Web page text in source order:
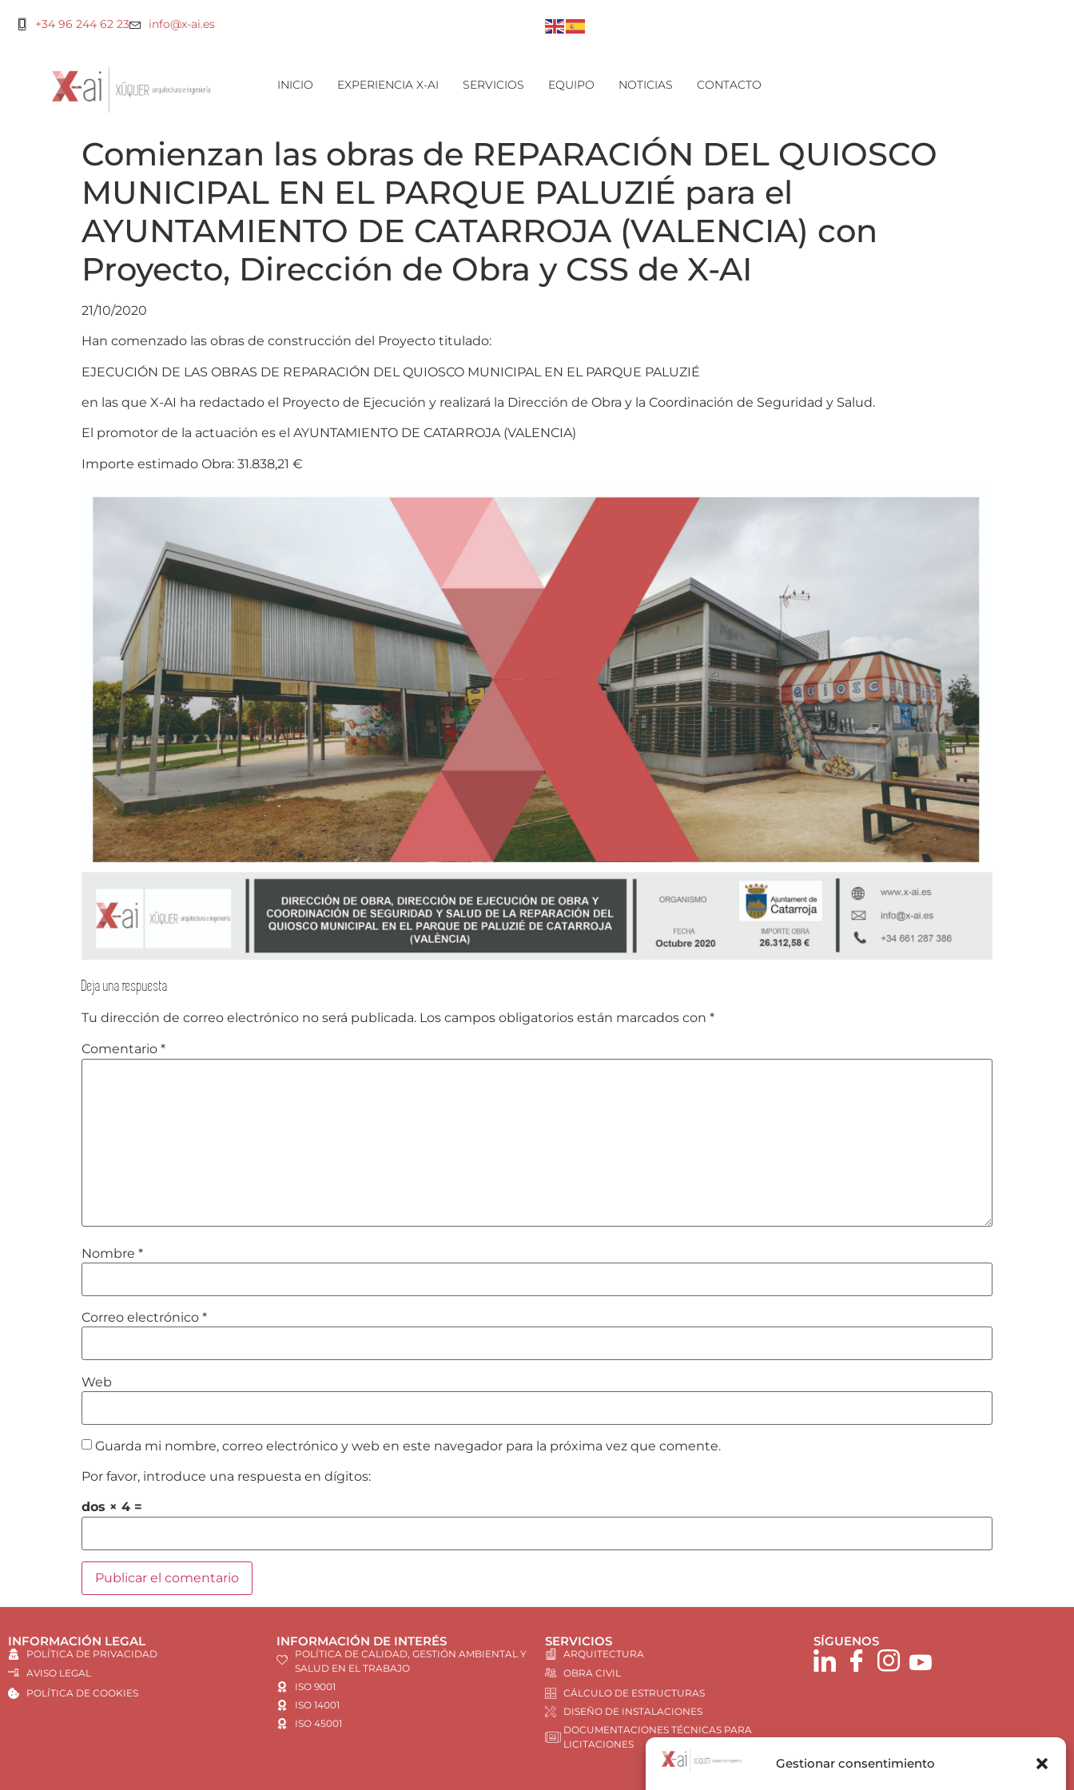
Gestionar consentimiento
+34 96 244 62 23 info@x-ai.es
INICIO EXPERIENCIA X-AI SERVICIOS EQUIPO NOTICIAS CONTACTO
Comienzan las obras de REPARACIÓN DEL QUIOSCO
MUNICIPAL EN EL PARQUE PALUZIÉ para el
AYUNTAMIENTO DE CATARROJA (VALENCIA) con
Proyecto, Dirección de Obra y CSS de X-AI
21/10/2020
Han comenzado las obras de construcción del Proyecto titulado:
EJECUCIÓN DE LAS OBRAS DE REPARACIÓN DEL QUIOSCO MUNICIPAL EN EL PARQUE PALUZIÉ
en las que X-AI ha redactado el Proyecto de Ejecución y realizará la Dirección de Obra y la Coordinación de Seguridad y Salud.
El promotor de la actuación es el AYUNTAMIENTO DE CATARROJA (VALENCIA)
Importe estimado Obra: 31.838,21 €
Deja una respuesta
Tu dirección de correo electrónico no será publicada. Los campos obligatorios están marcados con *
Comentario *
Nombre *
Correo electrónico *
Web
Guarda mi nombre, correo electrónico y web en este navegador para la próxima vez que comente.
Por favor, introduce una respuesta en dígitos:
dos × 4 =
INFORMACIÓN LEGAL
POLÍTICA DE PRIVACIDAD
AVISO LEGAL
POLÍTICA DE COOKIES
INFORMACIÓN DE INTERÉS
POLÍTICA DE CALIDAD, GESTIÓN AMBIENTAL Y
SALUD EN EL TRABAJO
ISO 9001
ISO 14001
ISO 45001
SERVICIOS
ARQUITECTURA
OBRA CIVIL
CÁLCULO DE ESTRUCTURAS
DISEÑO DE INSTALACIONES
DOCUMENTACIONES TÉCNICAS PARA
LICITACIONES
SÍGUENOS